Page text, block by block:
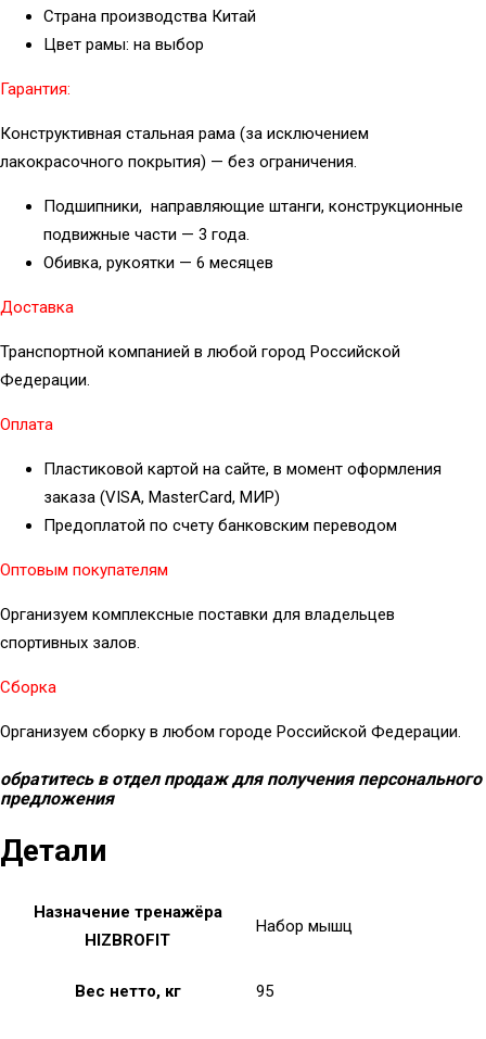
Страна производства Китай
Цвет рамы: на выбор
Гарантия:
Конструктивная стальная рама (за исключением
лакокрасочного покрытия) — без ограничения.
Подшипники, направляющие штанги, конструкционные
подвижные части — 3 года.
Обивка, рукоятки — 6 месяцев
Доставка
Транспортной компанией в любой город Российской
Федерации.
Оплата
Пластиковой картой на сайте, в момент оформления
заказа (VISA, MasterCard, МИР)
Предоплатой по счету банковским переводом
Оптовым покупателям
Организуем комплексные поставки для владельцев
спортивных залов.
Сборка
Организуем сборку в любом городе Российской Федерации.
обратитесь в отдел продаж для получения персонального
предложения
Детали
Назначение тренажёра
HIZBROFIT
Набор мышц
Вес нетто, кг 95